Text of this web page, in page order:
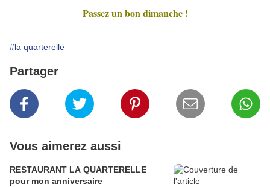
Passez un bon dimanche !
#la quarterelle
Partager
Vous aimerez aussi
RESTAURANT LA QUARTERELLE
pour mon anniversaire